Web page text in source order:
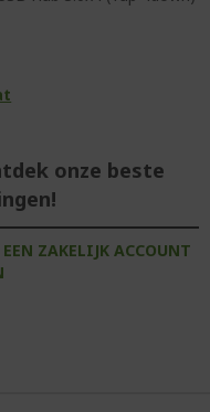
onze beste
ZAKELIJK ACCOUNT